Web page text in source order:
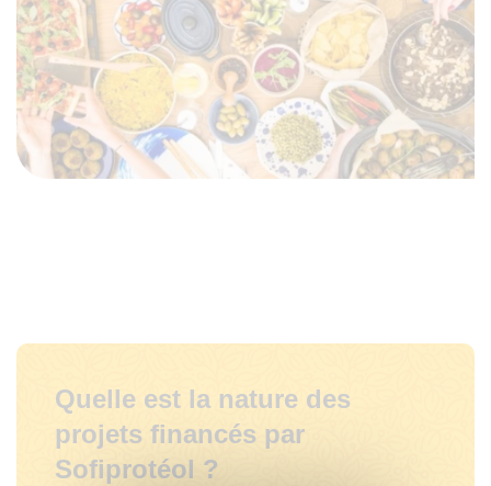
Quelle est la nature des
projets financés par
Sofiprotéol ?